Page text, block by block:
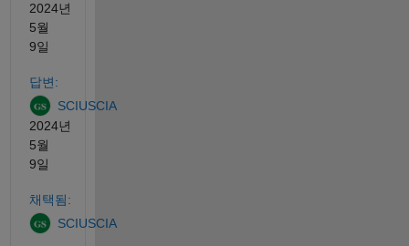
2024년
5월
9일
답변:
SCIUSCIA
2024년
5월
9일
채택됨:
SCIUSCIA